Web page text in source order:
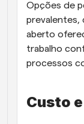
Opções de
prevalentes,
aberto
trabalho
processos
Custo